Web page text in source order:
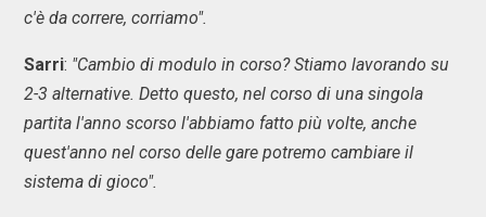
c'è da correre, corriamo".
Sarri: "Cambio di modulo in corso? Stiamo lavorando su
2-3 alternative. Detto questo, nel corso di una singola
partita l'anno scorso l'abbiamo fatto più volte, anche
quest'anno nel corso delle gare potremo cambiare il
sistema di gioco".